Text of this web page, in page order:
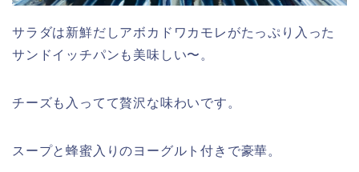
サラダは新鮮だしアボカドワカモレがたっぷり入った
サンドイッチパンも美味しい〜。
チーズも入ってて贅沢な味わいです。
スープと蜂蜜入りのヨーグルト付きで豪華。